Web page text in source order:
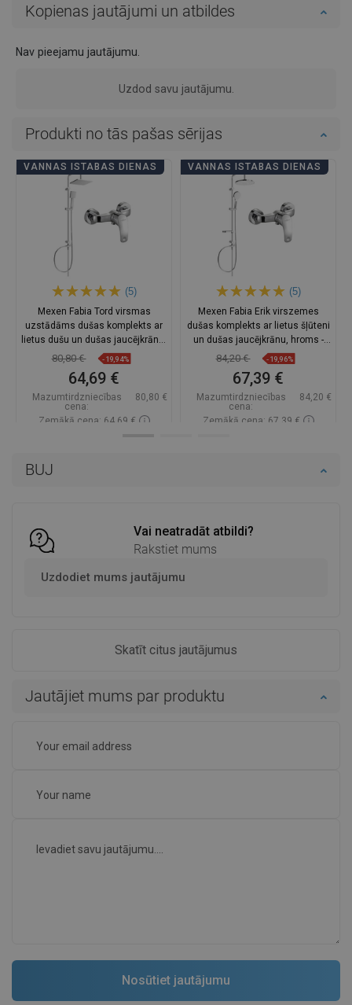
BUJ
Vai neatradāt atbildi?
Rakstiet mums
Uzdodiet mums jautājumu
Skatīt citus jautājumus
Kopienas jautājumi un atbildes
Nav pieejamu jautājumu.
Uzdod savu jautājumu.
Jautājiet mums par produktu
Produkti no tās pašas sērijas
VANNAS ISTABAS DIENAS
(5)
Mexen Fabia Tord virsmas
uzstādāms dušas komplekts ar
lietus dušu un dušas jaucējkrānu,
hroms - 746540200-00
80,80 € -19,94%
64,69 €
Mazumtirdzniecības
cena:
80,80 €
Zemākā cena: 64,69 €
VANNAS ISTABAS DIENAS
(5)
Mexen Fabia Erik virszemes
dušas komplekts ar lietus šļūteni
un dušas jaucējkrānu, hroms -
746540205-00
84,20 € -19,96%
67,39 €
Mazumtirdzniecības
cena:
84,20 €
Zemākā cena: 67,39 €